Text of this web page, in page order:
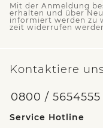
Mit der Anmeldung
erhalten und über
informiert werden zu
zeit widerrufen
Kontaktiere uns
0800 / 5654555
Service Hotline